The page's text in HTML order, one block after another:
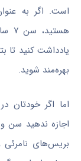
است. اگر به
یادداشت کنید تا
بهره‌مند شوید.
اما اگر خودتان
اجازه ندهید سن
بریس‌های